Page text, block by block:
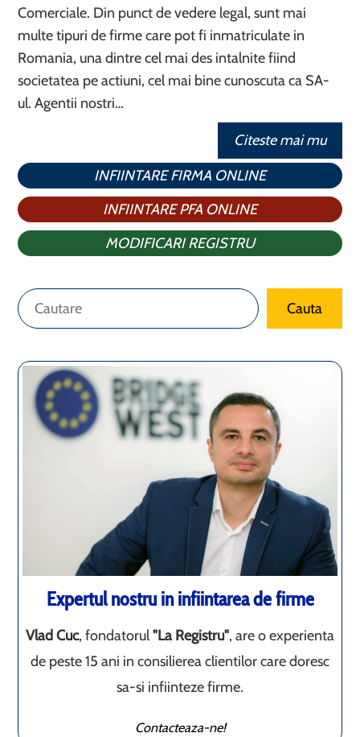
Comerciale. Din punct de vedere legal, sunt mai
multe tipuri de firme care pot fi inmatriculate in
Romania, una dintre cel mai des intalnite fiind
societatea pe actiuni, cel mai bine cunoscuta ca SA-
ul. Agentii nostri…
Citeste mai mu
INFIINTARE FIRMA ONLINE
INFIINTARE PFA ONLINE
MODIFICARI REGISTRU
Caută Cauta
Expertul nostru in infiintarea de firme
Vlad Cuc, fondatorul"La Registru", are o experienta
de peste 15 ani in consilierea clientilor care doresc
sa-si infiinteze firme.
Contacteaza-ne!